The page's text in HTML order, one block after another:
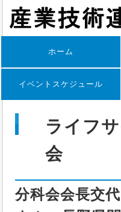
ホーム
イベントスケジュール
ライフ
会
分科会会長交